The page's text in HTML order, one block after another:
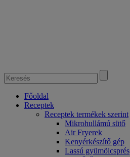
Főoldal
Receptek
Receptek termékek szerint
Mikrohullámú sütő
Air Fryerek
Kenyérkészítő gép
Lassú gyümölcsprés